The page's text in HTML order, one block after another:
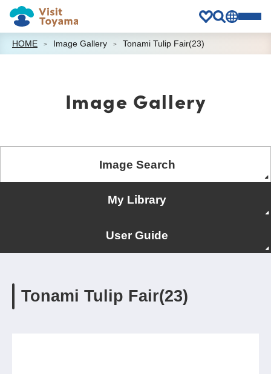
HOME Image Gallery Tonami Tulip Fair(23)
Image Gallery
Image Search
My Library
User Guide
Tonami Tulip Fair(23)